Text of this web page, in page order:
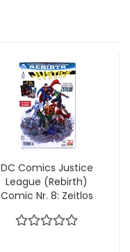
DC Comics Justice
League (Rebirth)
Comic Nr. 8: Zeitlos
Panini